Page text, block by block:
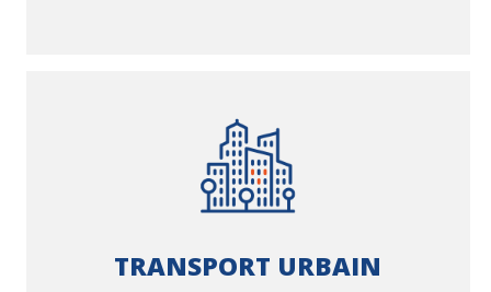
TRANSPORT URBAIN